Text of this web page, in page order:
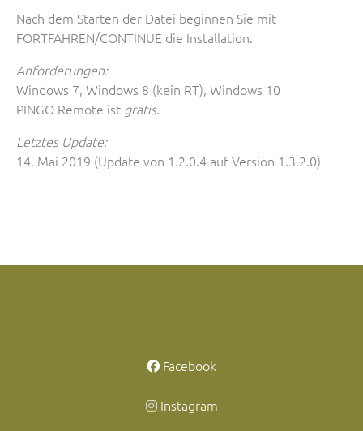
Nach dem Starten der Datei beginnen Sie mit
FORTFAHREN/CONTINUE die Installation.
Anforderungen:
Windows 7, Windows 8 (kein RT), Windows 10
PINGO Remote ist gratis.
Letztes Update:
14. Mai 2019 (Update von 1.2.0.4 auf Version 1.3.2.0)
Facebook
Instagram